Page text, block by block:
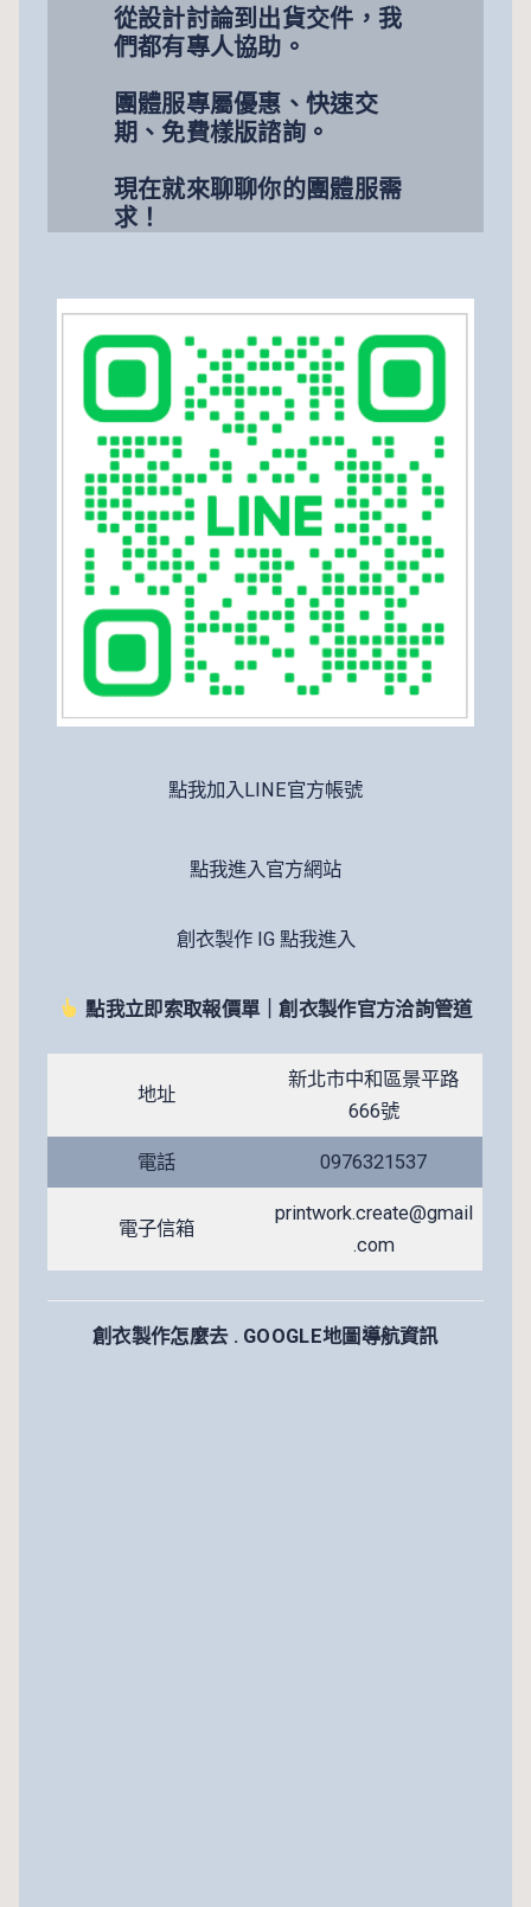
從設計討論到出貨交件，我
們都有專人協助。
團體服專屬優惠、快速交
期、免費樣版諮詢。
現在就來聊聊你的團體服需
求！
點我加入LINE官方帳號
點我進入官方網站
創衣製作 IG 點我進入
點我立即索取報價單｜創衣製作官方洽詢管道
地址
新北市中和區景平路
666號
電話 0976321537
電子信箱
printwork.create@gmail
.com
創衣製作怎麼去 . GOOGLE地圖導航資訊